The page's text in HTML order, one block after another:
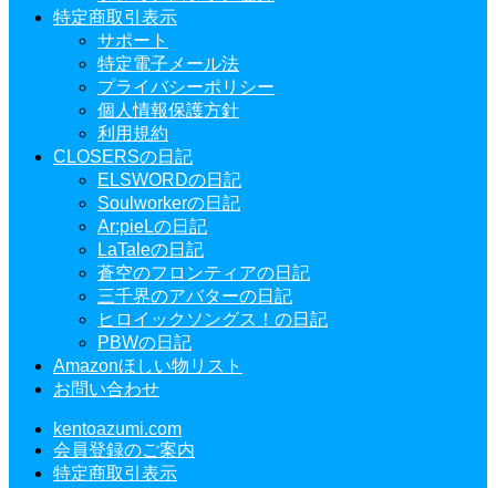
特定商取引表示
サポート
特定電子メール法
プライバシーポリシー
個人情報保護方針
利用規約
CLOSERSの日記
ELSWORDの日記
Soulworkerの日記
Ar:pieLの日記
LaTaleの日記
蒼空のフロンティアの日記
三千界のアバターの日記
ヒロイックソングス！の日記
PBWの日記
Amazonほしい物リスト
お問い合わせ
kentoazumi.com
会員登録のご案内
特定商取引表示